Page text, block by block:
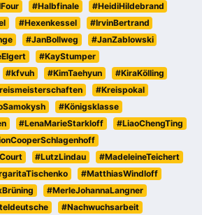
#Halbfinale
#HeidiHildebrand
#Hexenkessel
#IrvinBertrand
#JanBollweg
#JanZablowski
#KayStumper
#kfvuh #KimTaehyun
#KiraKölling
#Kreispokal
#Königsklasse
#LenaMarieStarkloff
#LiaoChengTing
#LutzLindau
#MadeleineTeichert
#MatthiasWindloff
#MerleJohannaLangner
#Nachwuchsarbeit